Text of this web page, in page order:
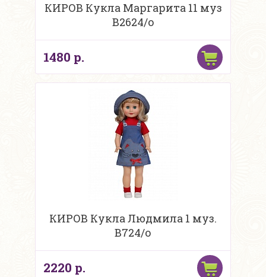
КИРОВ Кукла Маргарита 11 муз
В2624/о
1480 р.
КИРОВ Кукла Людмила 1 муз.
В724/о
2220 р.